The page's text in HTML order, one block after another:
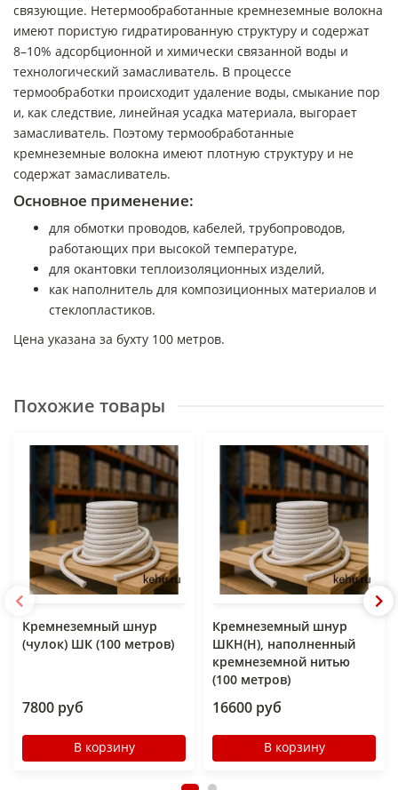
связующие. Нетермообработанные кремнеземные волокна
имеют пористую гидратированную структуру и содержат
8–10% адсорбционной и химически связанной воды и
технологический замасливатель. В процессе
термообработки происходит удаление воды, смыкание пор
и, как следствие, линейная усадка материала, выгорает
замасливатель. Поэтому термообработанные
кремнеземные волокна имеют плотную структуру и не
содержат замасливатель.
Основное применение:
для обмотки проводов, кабелей, трубопроводов,
работающих при высокой температуре,
для окантовки теплоизоляционных изделий,
как наполнитель для композиционных материалов и
стеклопластиков.
Цена указана за бухту 100 метров.
Похожие товары
Кремнеземный шнур
(чулок) ШК (100 метров)
7800 руб
В корзину
Кремнеземный шнур
ШКН(Н), наполненный
кремнеземной нитью
(100 метров)
16600 руб
В корзину